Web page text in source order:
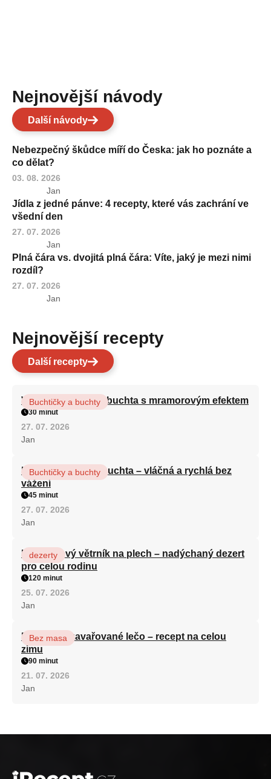
Nejnovější návody
Další návody
Nebezpečný škůdce míří do Česka: jak ho poznáte a
co dělat?
03. 08. 2026
Jan
Jídla z jedné pánve: 4 recepty, které vás zachrání ve
všední den
27. 07. 2026
Jan
Plná čára vs. dvojitá plná čára: Víte, jaký je mezi nimi
rozdíl?
27. 07. 2026
Jan
Nejnovější recepty
Další recepty
Vláčná olejová litá buchta s mramorovým efektem
Buchtičky a buchty
30 minut
27. 07. 2026
Jan
Hrnková maková buchta – vláčná a rychlá bez
vážení
Buchtičky a buchty
45 minut
27. 07. 2026
Jan
Karamelový větrník na plech – nadýchaný dezert
pro celou rodinu
dezerty
120 minut
25. 07. 2026
Jan
Babiččino zavařované lečo – recept na celou
zimu
Bez masa
90 minut
21. 07. 2026
Jan